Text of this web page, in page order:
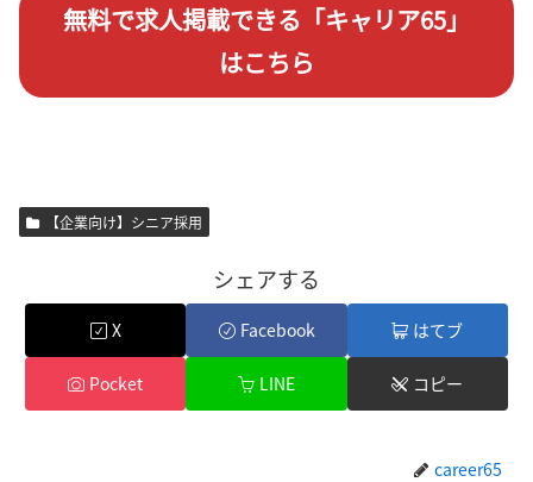
無料で求人掲載できる「キャリア65」
はこちら
【企業向け】シニア採用
シェアする
X Facebook はてブ
Pocket LINE コピー
career65